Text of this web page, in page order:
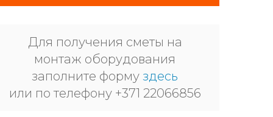
Для получения сметы на
монтаж оборудования
заполните форму здесь
или по телефону +371 22066856